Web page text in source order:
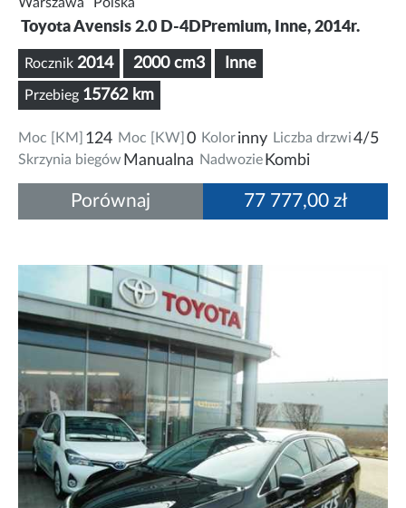
Toyota Avensis 2.0 D-4DPremium, Inne, 2014r.
Rocznik 2014 2000 cm3 Inne
Przebieg 15762 km
Moc [KM] 124 Moc [KW] 0 Kolorinny Liczba drzwi4/5
Skrzynia biegów Manualna Nadwozie Kombi
77 777,00 zł
Porównaj